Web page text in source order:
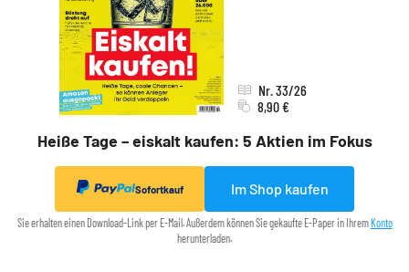
Heiße Tage – eiskalt kaufen: 5 Aktien im Fokus
Nr. 33/26
8,90 €
Sofortkauf Im Shop kaufen
Sie erhalten einen Download-Link per E-Mail. Außerdem können Sie gekaufte E-Paper in Ihrem Konto
herunterladen.